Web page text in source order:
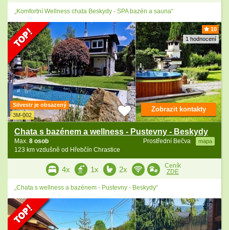
„Komfortní Wellness chata Beskydy - SPA bazén a sauna“
10
1 hodnocení
Silvestr je obsazený
3M-002
Chata s bazénem a wellness - Pustevny - Beskydy
Prostřední Bečva mapa
Max. 8 osob
123 km vzdušně od Hřebčín Chrastice
Zobrazit kontakty
4x 1x 2x
Ceník
ZDE
„Chata s wellness a bazénem - Pustevny - Beskydy“